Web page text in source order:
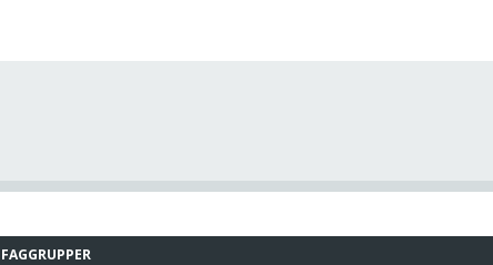
FAGGRUPPER